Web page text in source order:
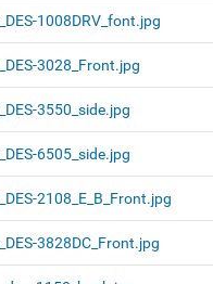
1008DRV_font.jpg
3028_Front.jpg
3550_side.jpg
6505_side.jpg
2108_E_B_Front.jpg
3828DC_Front.jpg